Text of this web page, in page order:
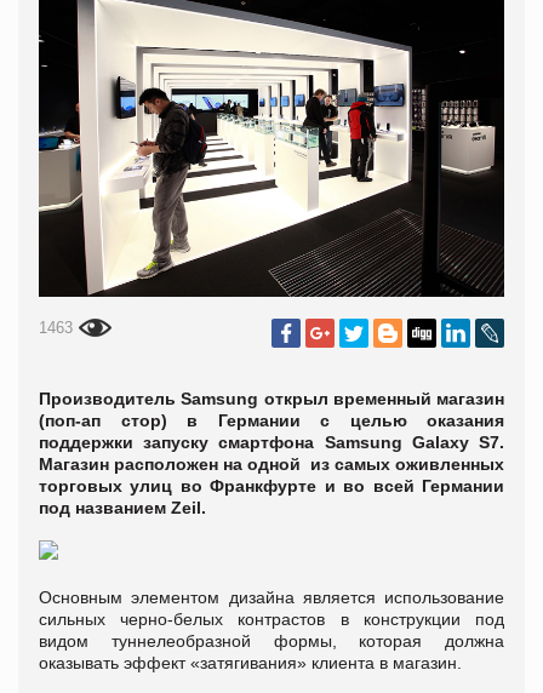
1463
Производитель Samsung открыл временный магазин
(поп-ап стор) в Германии с целью оказания
поддержки запуску смартфона Samsung Galaxy S7.
Магазин расположен на одной из самых оживленных
торговых улиц во Франкфурте и во всей Германии
под названием Zeil.
Основным элементом дизайна является использование
сильных черно-белых контрастов в конструкции под
видом туннелеобразной формы, которая должна
оказывать эффект «затягивания» клиента в магазин.